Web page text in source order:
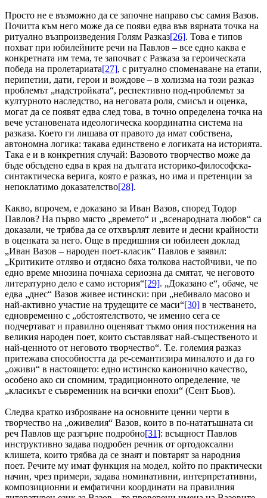
Просто не е възможно да се започне направо със самия Вазов.
Почитта към него може да се появи едва във вярната точка на
ритуално възпроизведения Голям Разказ[26]. Това е типов
похват при юбилейните речи на Павлов – все едно каква е
конкретната им тема, те започват с Разказа за героическата
победа на пролетариата[27], с ритуално споменаване на етапи,
перипетии, дати, герои и вождове – в холизма на този разказ
проблемът „надстройката“, респективно под-проблемът за
културното наследство, на неговата роля, смисъл и оценка,
могат да се появят едва след това, в точно определена точка на
вече установената идеологическа координатна система на
разказа. Което ги лишава от правото да имат собствена,
автономна логика: такава единствено е логиката на историята.
Така е и в конкретния случай: Вазовото творчество може да
бъде обсъдено едва в края на дългата историко-философска-
синтактическа верига, която е разказ, но има и претенции за
непоклатимо доказателство[28].
Какво, впрочем, е доказано за Иван Вазов, според Тодор
Павлов? На първо място „времето“ и „всенародната любов“ са
доказали, че трябва да се отхвърлят левите и десни крайности
в оценката за него. Още в предишния си юбилеен доклад
„Иван Вазов – народен поет-класик“ Павлов е заявил:
„Критиките отляво и отдясно бяха толкова настойчиви, че по
едно време мнозина почнаха сериозна да смятат, че неговото
литературно дело е само история“[29]. „Доказано е“, обаче, че
едва „днес“ Вазов живее истински: при „небивало масово и
най-активно участие на трудещите се маси“[30] в честването,
едновременно с „обстоятелството, че именно сега се
подчертават и правилно оценяват тъкмо ония постижения на
великия народен поет, които съставляват най-същественото и
най-ценното от неговото творчество“. Т.е. големия разказ
притежава способността да ре-семантизира миналото и да го
„оживи“ в настоящето: едно истинско канонично качество,
особено ако си спомним, традиционното определение, че
„класикът е съвременник на всички епохи“ (Сент Бьов).
Следва кратко изброяване на основните ценни черти в
творчество на „оживелия“ Вазов, които в по-нататъшната си
реч Павлов ще разгърне подробно[31]: всъщност Павлов
инструктивно задава подробен речник от ортодоксални
клишета, които трябва да се знаят и повтарят за народния
поет. Речите му имат функция на модел, който по практически
начин, чрез примери, задава номинативни, интерпретативни,
композиционни и емфатични координати на правилния